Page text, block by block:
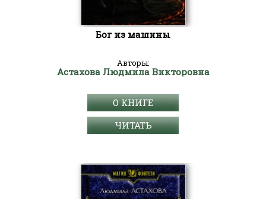
Бог из машины
Авторы:
Астахова Людмила Викторовна
О КНИГЕ
ЧИТАТЬ